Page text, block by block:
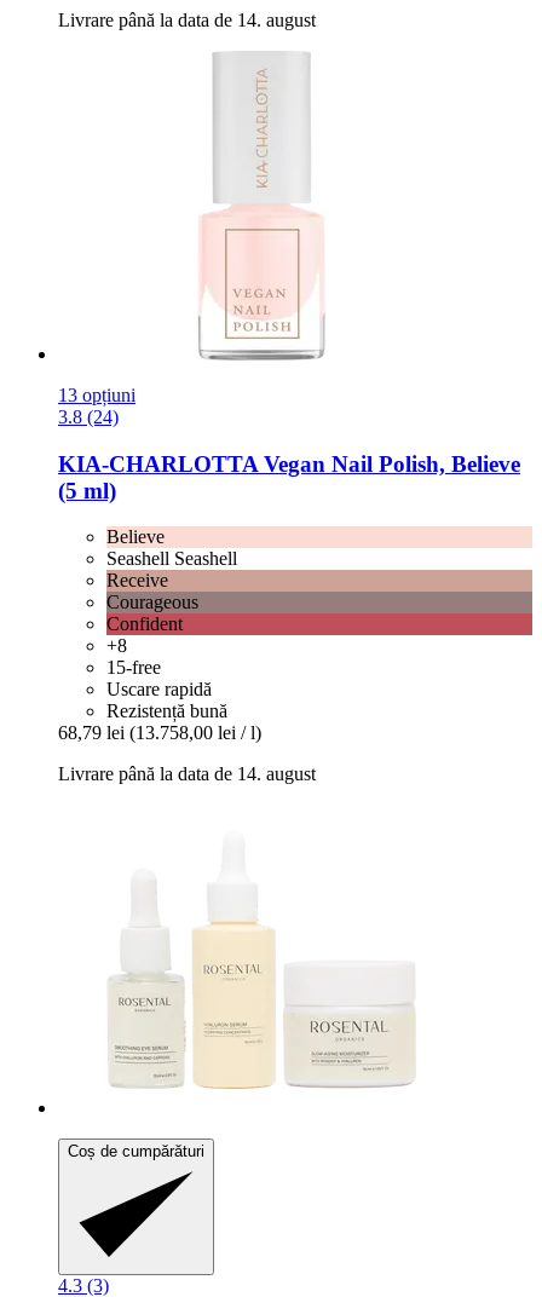
Livrare până la data de 14. august
13 opțiuni
3.8 (24)
KIA-CHARLOTTA Vegan Nail Polish, Believe
(5 ml)
Believe
Seashell Seashell
Receive
Courageous
Confident
+8
15-free
Uscare rapidă
Rezistență bună
68,79 lei (13.758,00 lei / l)
Livrare până la data de 14. august
Coș de cumpărături
4.3 (3)